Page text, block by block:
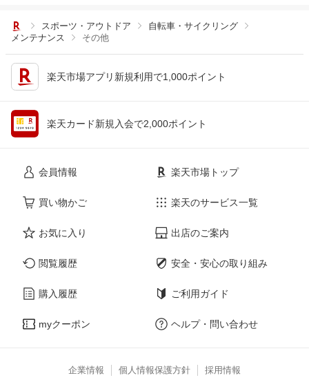
スポーツ・アウトドア
自転車・サイクリング
メンテナンス
その他
楽天市場アプリ新規利用で1,000ポイント
楽天カード新規入会で2,000ポイント
会員情報
買い物かご
お気に入り
閲覧履歴
購入履歴
myクーポン
楽天市場トップ
楽天のサービス一覧
出店のご案内
安全・安心の取り組み
ご利用ガイド
ヘルプ・問い合わせ
企業情報 個人情報保護方針 採用情報